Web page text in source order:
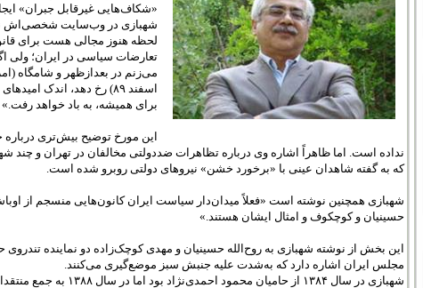
«شکاف‌هايی غيرقابل جبران»
شهبازی در وب‌سايت شخصی‌اش
لحظه هنوز مجالی هست برای
تعارضات سياسی در ايران؛ ولی
می‌زنم در بعدازظهر و شامگاه
اسفند ٨٩) رخ دهد، اندک
برای هميشه، به باد خواهد رفت.»
این مورخ توضيح بيش‌تری درباره
نداده است. اما ظاهراً اشاره وی درباره تظاهرات ضددولتی مخالفان در تهران و چند
که به گفته شاهدان عینی با «برخورد خشن» نیروهای دولتی روبرو شده است.
شهبازی همچنین نوشته است «فعلاً ميدان‌دار سياست ايران کانون‌هايی منسجم از
حسينيان و کوچکوف و امثال ايشان هستند.»
این بخش از نوشته شهبازی به روح‌الله حسینیان و مهدی کوچک‌زاده دو نماینده تندروی
مجلس ایران اشاره دارد که به‌شدت علیه جنبش سبز موضع‌گیری می‌کنند.
شهبازی در سال ۱۳۸۴ از حاميان محمود